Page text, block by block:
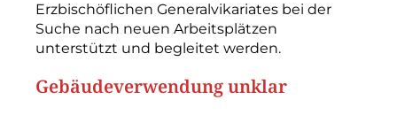
Erzbischöflichen Generalvikariates bei der
Suche nach neuen Arbeitsplätzen
unterstützt und begleitet werden.
Gebäudeverwendung unklar